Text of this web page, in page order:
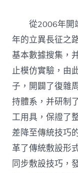
從2006年開端
年的立異長征之
基本數據搜集，
止模仿實驗，由
子，開闢了復雜
持體系，并研制
工用具，保證了
差降至傳統技巧
革了傳統敷設形
同步敷設技巧，